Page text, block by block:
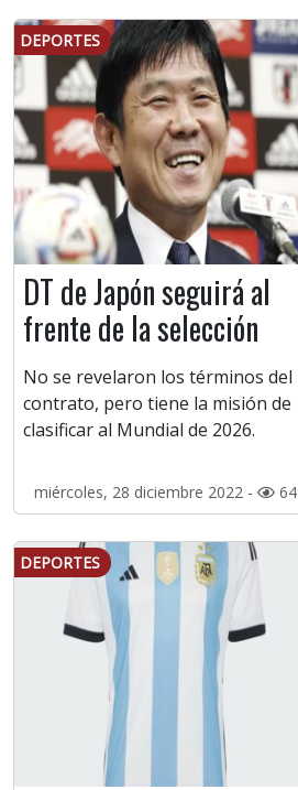
DEPORTES
DT de Japón seguirá al
frente de la selección
No se revelaron los términos del
contrato, pero tiene la misión de
clasificar al Mundial de 2026.
miércoles, 28 diciembre 2022 - 64
DEPORTES